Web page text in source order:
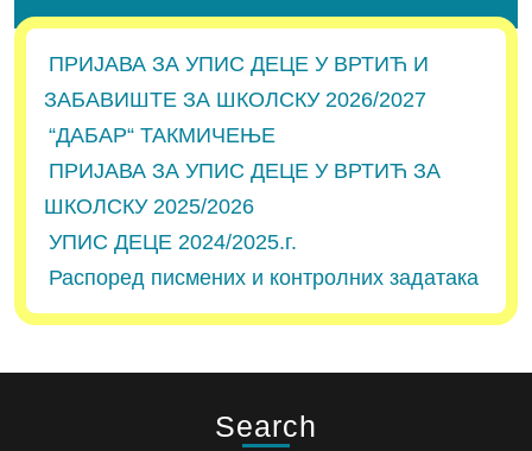
ПРИЈАВА ЗА УПИС ДЕЦЕ У ВРТИЋ И
ЗАБАВИШТЕ ЗА ШКОЛСКУ 2026/2027
“ДАБАР“ ТАКМИЧЕЊЕ
ПРИЈАВА ЗА УПИС ДЕЦЕ У ВРТИЋ ЗА
ШКОЛСКУ 2025/2026
УПИС ДЕЦЕ 2024/2025.г.
Распоред писмених и контролних задатака
Search